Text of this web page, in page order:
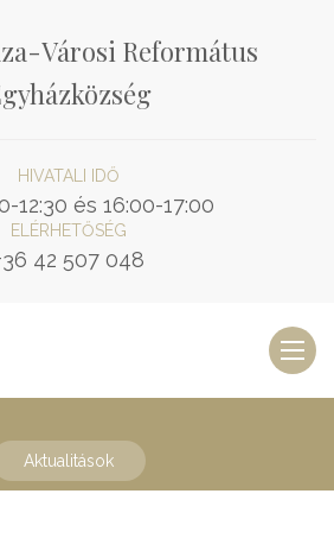
Városi Református
HIVATALI IDŐ
12:30 és 16:00-17:00
ELÉRHETŐSÉG
42 507 048
Aktualitások